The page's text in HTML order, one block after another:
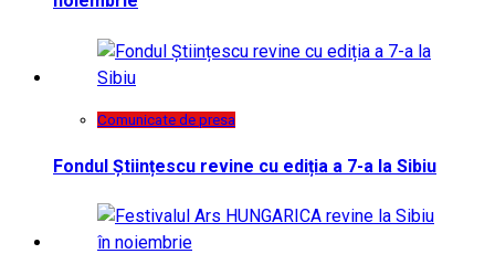
Comunicate de presa
Fondul Științescu revine cu ediția a 7-a la Sibiu